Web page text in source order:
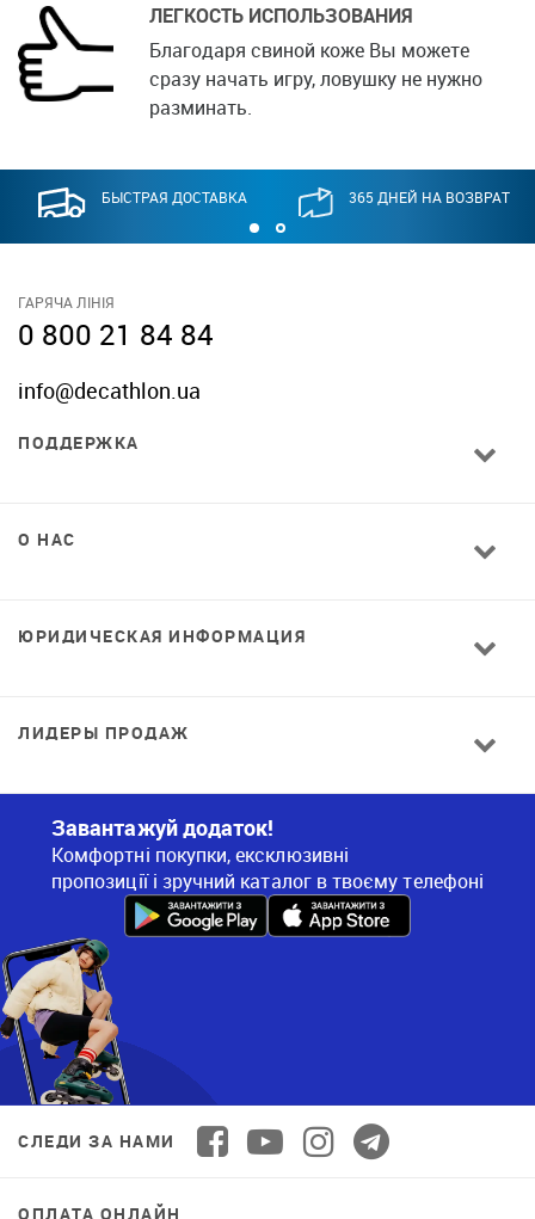
ЛЕГКОСТЬ ИСПОЛЬЗОВАНИЯ
Благодаря свиной коже Вы можете
сразу начать игру, ловушку не нужно
разминать.
БЫСТРАЯ ДОСТАВКА 365 ДНЕЙ НА ВОЗВРАТ
ГАРЯЧА ЛІНІЯ
0 800 21 84 84
info@decathlon.ua
ПОДДЕРЖКА
О НАС
ЮРИДИЧЕСКАЯ ИНФОРМАЦИЯ
ЛИДЕРЫ ПРОДАЖ
Завантажуй додаток!
Комфортні покупки, ексклюзивні
пропозиції і зручний каталог в твоєму телефоні
СЛЕДИ ЗА НАМИ
ОПЛАТА ОНЛАЙН